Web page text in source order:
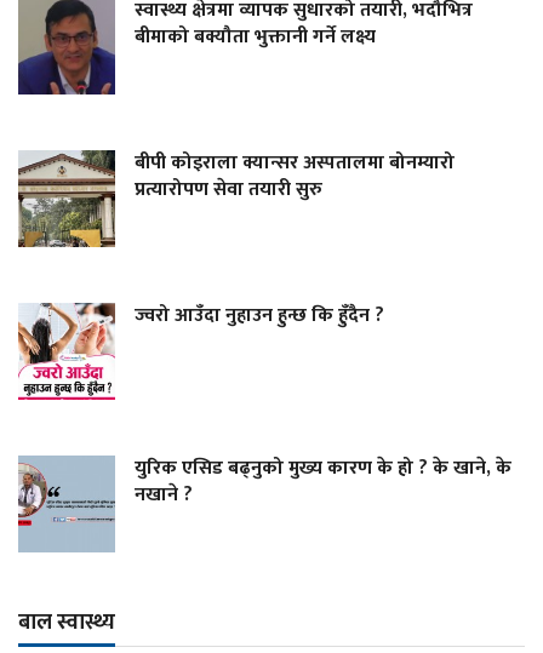
स्वास्थ्य क्षेत्रमा व्यापक सुधारको तयारी, भदौभित्र
बीमाको बक्यौता भुक्तानी गर्ने लक्ष्य
बीपी कोइराला क्यान्सर अस्पतालमा बोनम्यारो
प्रत्यारोपण सेवा तयारी सुरु
ज्वरो आउँदा नुहाउन हुन्छ कि हुँदैन ?
युरिक एसिड बढ्नुको मुख्य कारण के हो ? के खाने, के
नखाने ?
बाल स्वास्थ्य